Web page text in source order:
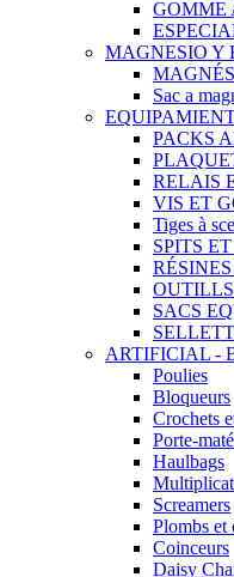
GOMME
MAGNESIO Y
Sac a
PACKS
RELAIS
VIS ET
Tiges à
SPITS
OUTILLS
SACS
ARTIFICIAL -
Poulies
Bloqueurs
Crochets
Porte-
Haulbags
Screamers
Plombs et
Coinceurs
Daisy